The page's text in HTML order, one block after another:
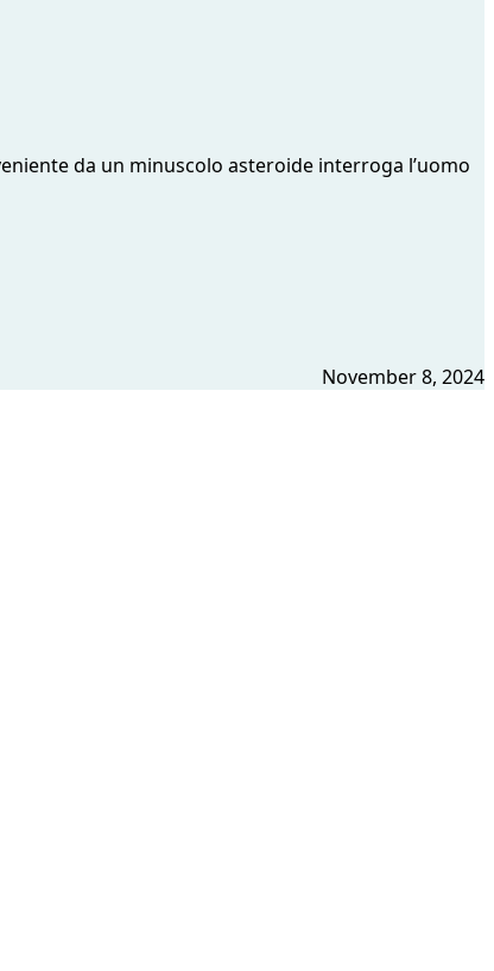
da un minuscolo asteroide interroga l’uomo
November 8, 2024